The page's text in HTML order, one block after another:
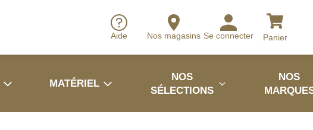
Aide Nos magasins Se connecter Panier
MATÉRIEL
NOS
SÉLECTIONS
NOS